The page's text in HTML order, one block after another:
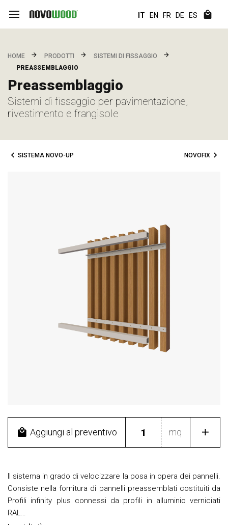
IT EN FR DE ES
HOME PRODOTTI
SISTEMI DI FISSAGGIO
PREASSEMBLAGGIO
Preassemblaggio
Sistemi di fissaggio per pavimentazione,
rivestimento e frangisole
SISTEMA NOVO-UP NOVOFIX
Aggiungi al preventivo mq
Il sistema in grado di velocizzare la posa in opera dei pannelli.
Consiste nella fornitura di pannelli preassemblati costituiti da
Profili infinity plus connessi da profili in alluminio verniciati
RAL…